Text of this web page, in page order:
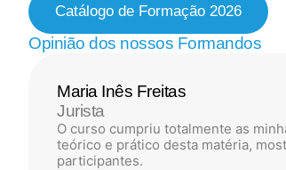
Catálogo de Formação 2026
Opinião dos nossos Formandos
Maria Inês Freitas
Jurista
O curso cumpriu totalmente as
teórico e prático desta matéria,
participantes.